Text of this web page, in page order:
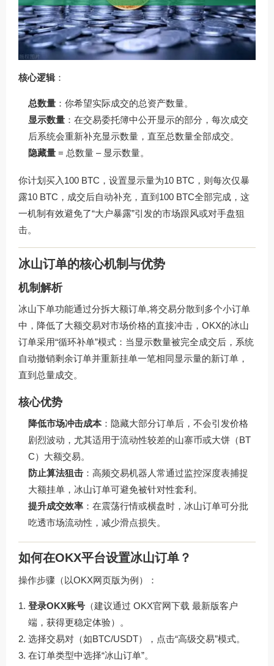
核心逻辑：
总数量 ：你希望实际成交的总资产数量。
显示数量 ：在交易委托簿中公开显示的部分，每次成交
后系统会重新补充显示数量，直至总数量全部成交。
隐藏量 = 总数量 – 显示数量。
你计划买入100 BTC，设置显示量为10 BTC，则每次仅暴
露10 BTC，成交后自动补充，直到100 BTC全部完成，这
一机制有效避免了“大户暴露”引发的市场跟风或对手盘狙
击。
冰山订单的核心机制与优势
机制解析
冰山下单功能通过分拆大额订单,将交易分散到多个小订单
中，降低了大额交易对市场价格的直接冲击，OKX的冰山
订单采用“循环补单”模式：当显示数量被完全成交后，系统
自动撤销剩余订单并重新挂单一笔相同显示量的新订单，
直到总量成交。
核心优势
降低市场冲击成本：隐藏大部分订单后，不会引发价格
剧烈波动，尤其适用于流动性较差的山寨币或大饼（BT
C）大额交易。
防止算法狙击 ：高频交易机器人常通过监控深度表捕捉
大额挂单，冰山订单可避免被针对性套利。
提升成交效率 ：在震荡行情或横盘时，冰山订单可分批
吃透市场流动性，减少滑点损失。
如何在OKX平台设置冰山订单？
操作步骤（以OKX网页版为例）：
登录OKX账号 （建议通过 OKX官网下载 最新版客户
端，获得更稳定体验）。
选择交易对（如BTC/USDT），点击“高级交易”模式。
在订单类型中选择“冰山订单”。